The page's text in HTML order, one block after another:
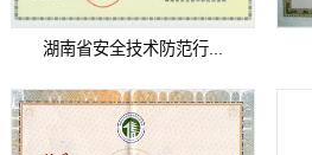
湖南省安全技术防范行...